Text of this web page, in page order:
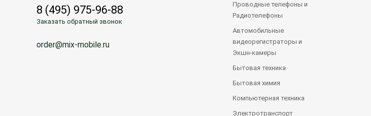
8 (495) 975-96-88
Заказать обратный звонок
order@mix-mobile.ru
Проводные телефоны и
Радиотелефоны
Автомобильные
видеорегистраторы и
Экшн-камеры
Бытовая техника
Бытовая химия
Компьютерная техника
Электротранспорт